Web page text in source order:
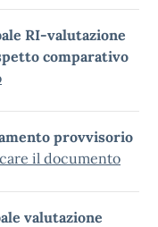
RI-valutazione
comparativo
provvisorio
il documento
valutazione